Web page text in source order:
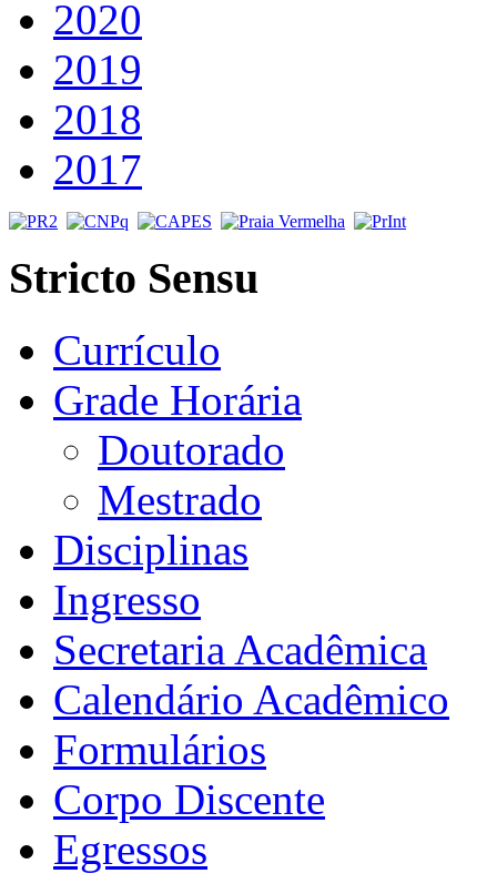
2020
2019
2018
2017
Stricto Sensu
Currículo
Grade Horária
Doutorado
Mestrado
Disciplinas
Ingresso
Secretaria Acadêmica
Calendário Acadêmico
Formulários
Corpo Discente
Egressos